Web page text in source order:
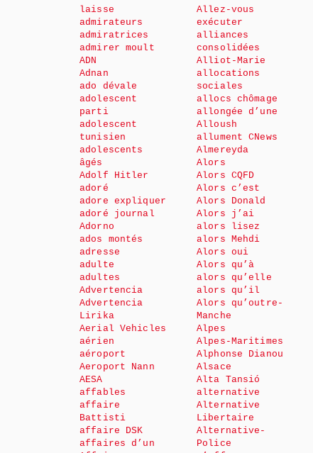
laisse
admirateurs
admiratrices
admirer moult
ADN
Adnan
ado dévale
adolescent
parti
adolescent
tunisien
adolescents
âgés
Adolf Hitler
adoré
adore expliquer
adoré journal
Adorno
ados montés
adresse
adulte
adultes
Advertencia
Advertencia
Lirika
Aerial Vehicles
aérien
aéroport
Aeroport Nann
AESA
affables
affaire
Battisti
affaire DSK
affaires d’un
Allez-vous
exécuter
alliances
consolidées
Alliot-Marie
allocations
sociales
allocs chômage
allongée d’une
Alloush
allument CNews
Almereyda
Alors
Alors CQFD
Alors c’est
Alors Donald
Alors j’ai
alors lisez
alors Mehdi
Alors oui
Alors qu’à
alors qu’elle
alors qu’il
Alors qu’outre-
Manche
Alpes
Alpes-Maritimes
Alphonse Dianou
Alsace
Alta Tansió
alternative
Alternative
Libertaire
Alternative-
Police